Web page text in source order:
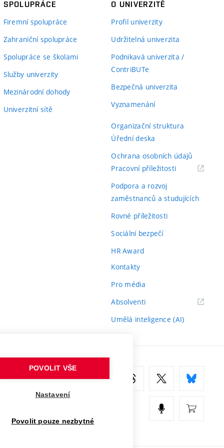
SPOLUPRÁCE
Firemní spolupráce
Zahraniční spolupráce
Spolupráce se školami
Služby univerzity
Mezinárodní dohody
Univerzitní sítě
O UNIVERZITĚ
Profil univerzity
Udržitelná univerzita
Podnikavá univerzita /
ContriBUTe
Bezpečná univerzita
Vyznamenání
Organizační struktura
Úřední deska
Ochrana osobních údajů
Pracovní příležitosti(externí
Podpora a rozvoj
zaměstnanců a studujících
Rovné příležitosti
Sociální bezpečí
HR Award
Kontakty
Pro média
Absolventi(externí
Umělá inteligence (AI)
POVOLIT VŠE
Nastavení
Povolit pouze nezbytné